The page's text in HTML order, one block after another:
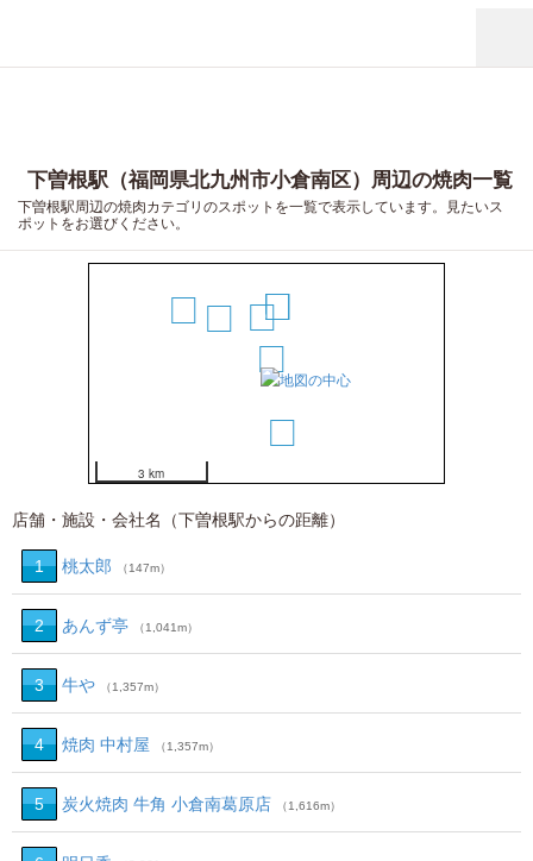
下曽根駅（福岡県北九州市小倉南区）周辺の焼肉一覧
下曽根駅周辺の焼肉カテゴリのスポットを一覧で表示しています。見たいス
ポットをお選びください。
2 34
3 km
店舗・施設・会社名（下曽根駅からの距離）
1 桃太郎 （147m）
2 あんず亭 （1,041m）
3 牛や （1,357m）
4 焼肉 中村屋 （1,357m）
5 炭火焼肉 牛角 小倉南葛原店 （1,616m）